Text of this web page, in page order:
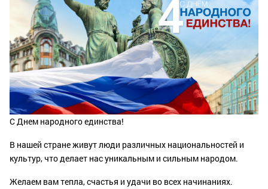
С Днем народного единства!
В нашей стране живут люди различных национальностей и
культур, что делает нас уникальным и сильным народом.
Желаем вам тепла, счастья и удачи во всех начинаниях.